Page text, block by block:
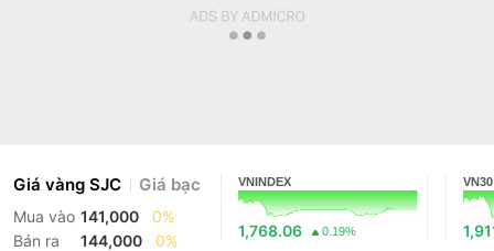
Giá vàng SJC Giá bạc
Mua vào 141,000
0%
Bán ra
144,000 0%
VNINDEX
1,768.06 0.19%
VN30